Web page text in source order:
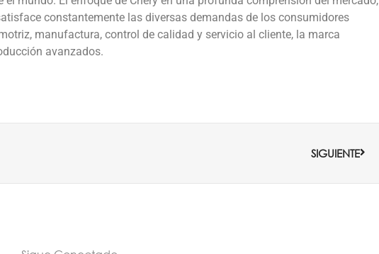
constantemente las diversas demandas de los consumidores
manufactura, control de calidad y servicio al cliente, la marca
avanzados.
SIGUIENTE